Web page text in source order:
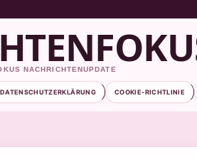
NACHRICHTENUPDATE
DATENSCHUTZERKLÄRUNG COOKIE-RICHTLINIE